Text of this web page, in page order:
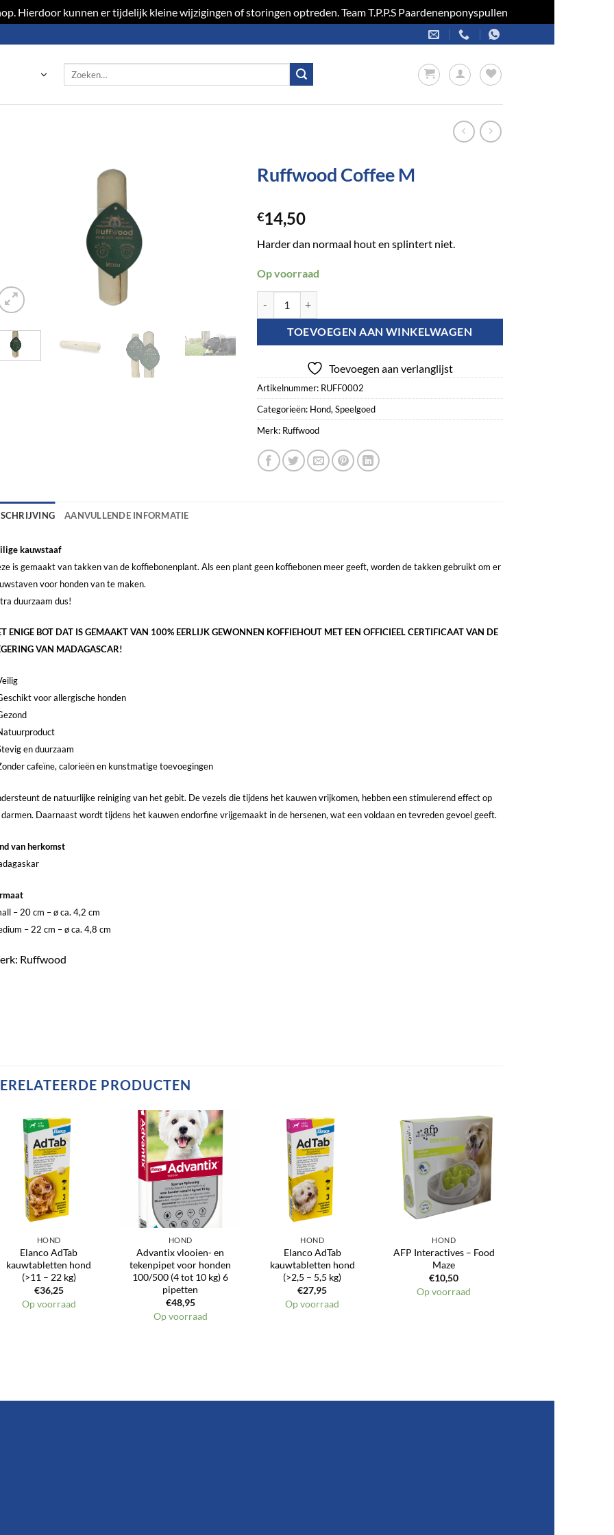
Hierdoor kunnen er tijdelijk kleine wijzigingen of storingen optreden. Team T.P.P.S Paardenenponyspullen
Ruffwood Coffee M
€14,50
Harder dan normaal hout en splintert niet.
Op voorraad
TOEVOEGEN AAN WINKELWAGEN
Toevoegen aan verlanglijst
Artikelnummer: RUFF0002
Categorieën: Hond, Speelgoed
Merk: Ruffwood
AANVULLENDE INFORMATIE
kauwstaaf
is gemaakt van takken van de koffiebonenplant. Als een plant geen koffiebonen meer geeft, worden de takken gebruikt om er
voor honden van te maken.
duurzaam dus!
ENIGE BOT DAT IS GEMAAKT VAN 100% EERLIJK GEWONNEN KOFFIEHOUT MET EEN OFFICIEEL CERTIFICAAT VAN DE
VAN MADAGASCAR!
voor allergische honden
en duurzaam
cafeïne, calorieën en kunstmatige toevoegingen
de natuurlijke reiniging van het gebit. De vezels die tijdens het kauwen vrijkomen, hebben een stimulerend effect op
darmen. Daarnaast wordt tijdens het kauwen endorfine vrijgemaakt in de hersenen, wat een voldaan en tevreden gevoel geeft.
van herkomst
– 20 cm – ø ca. 4,2 cm
– 22 cm – ø ca. 4,8 cm
Ruffwood
PRODUCTEN
Toevoegen
verlanglijst
HOND
Elanco AdTab
kauwtabletten hond
(>11 – 22 kg)
€36,25
Op voorraad
Toevoegen
aan
verlanglijst
HOND
Advantix vlooien- en
tekenpipet voor honden
100/500 (4 tot 10 kg) 6
pipetten
€48,95
Op voorraad
Toevoegen
verlanglijst
HOND
Elanco AdTab
kauwtabletten hond
(>2,5 – 5,5 kg)
€27,95
Op voorraad
Toevoegen
aan
verlanglijst
HOND
AFP Interactives – Food
Maze
€10,50
Op voorraad